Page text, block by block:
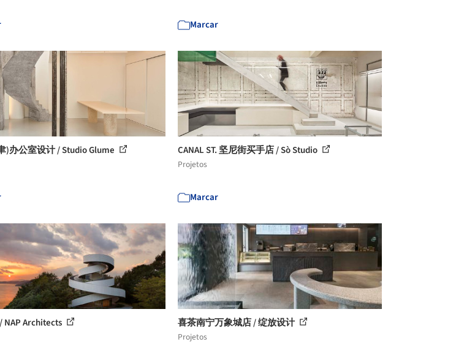
Marcar
)办公室设计 / Studio Glume CANAL ST. 坚尼街买手店 / Sò Studio
Projetos
Marcar
NAP Architects 喜茶南宁万象城店 / 绽放设计
Projetos